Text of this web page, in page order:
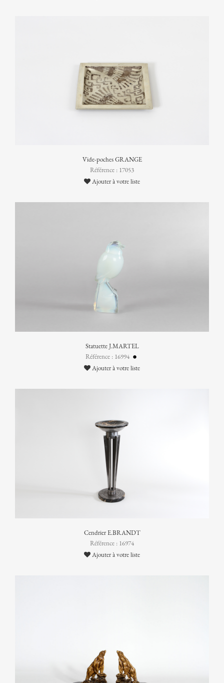
Vide-poches GRANGE
Référence : 17053
Ajouter à votre liste
Statuette J.MARTEL
Référence : 16994
Ajouter à votre liste
Cendrier E.BRANDT
Référence : 16974
Ajouter à votre liste